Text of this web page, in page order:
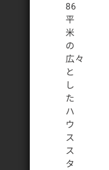
86
平
米
の
広々
と
し
た
ハ
ウ
ス
ス
タ